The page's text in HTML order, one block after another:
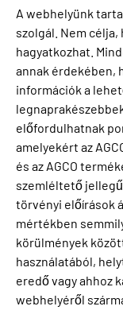
A webhelyünk
szolgál. Nem célja,
hagyatkozhat.
annak érdekében,
információk a
előfordulhatnak
amelyekért az
és az AGCO
szemléltető
törvényi előírások
mértékben
körülmények
használatából,
eredő vagy ahhoz
webhelyéről